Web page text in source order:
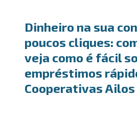
Dinheiro na sua
poucos cliques:
veja como é fácil
empréstimos
Cooperativas Ailos